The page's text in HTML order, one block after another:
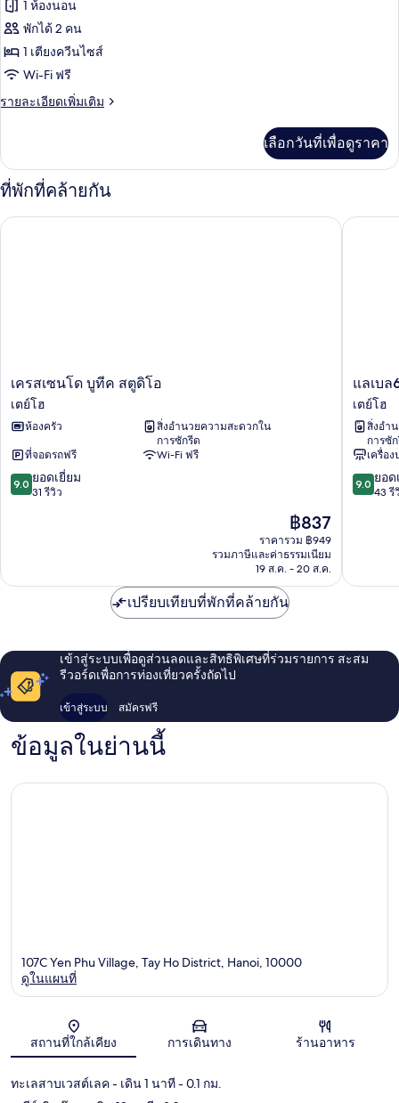
ไซส์
1
เตียง,
ระเบียง,
ริม
(Floor
5)
สตู
ดิ
โอ,
ควีน
ไซส์
1
ริม
ทะเลสาบ
(Floor
ของ
โร
แมน
สตู
เตียง
ควีน
ไซส์
ทะเลสาบ
1 ห้องนอน
พักได้ 2 คน
1 เตียงควีนไซส์
Wi-Fi ฟรี
รายละเอียดเพิ่มเติม
ราย
เกี่ยว
กับ
โร
แมน
ติก
สวน
หย่อม,
ริม
ทะเลสาบ
เลือกวันที่เพื่อดูราคา
ที่พักที่คล้ายกัน
เค
เซน
โด
ค
สตู
ดิโอ
เครสเซนโด บูทีค สตูดิโอ
เตย์โฮ
ห้องครัว
สิ่งอำนวยความสะดวกใน
การซักรีด
ที่จอดรถฟรี
Wi-Fi ฟรี
9.0
จาก
9.0 ยอดเยี่ยม
31 รีวิว
ราคา
ปัจจุบัน
คือ
฿837
฿837
ราคารวม ฿949
รวมภาษีและค่าธรรมเนียม
19 ส.ค. - 20 ส.ค.
เครสเซนโด บูทีค สตูดิโอ
แล
เบล6
โค
ลิฟ
ควัง
คาน
เตย์
แลเบล
เตย์โฮ
สิ่งอำ
การซั
เครื่อ
9.0
จาก
9.0 ยอด
43 รี
แลเบล6
เปรียบเทียบที่พักที่คล้ายกัน
เข้าสู่ระบบเพื่อดูส่วนลดและสิทธิพิเศษที่ร่วมรายการ สะสม
รีวอร์ดเพื่อการท่องเที่ยวครั้งถัดไป
เข้าสู่ระบบ สมัครฟรี
ข้อมูลในย่านนี้
แผนที่
107C Yen Phu Village, Tay Ho District, Hanoi, 10000
ดูในแผนที่
สถานที่ใกล้เคียง การเดินทาง ร้านอาหาร
ทะเลสาบเวสต์เลค- เดิน 1 นาที- 0.1 กม.